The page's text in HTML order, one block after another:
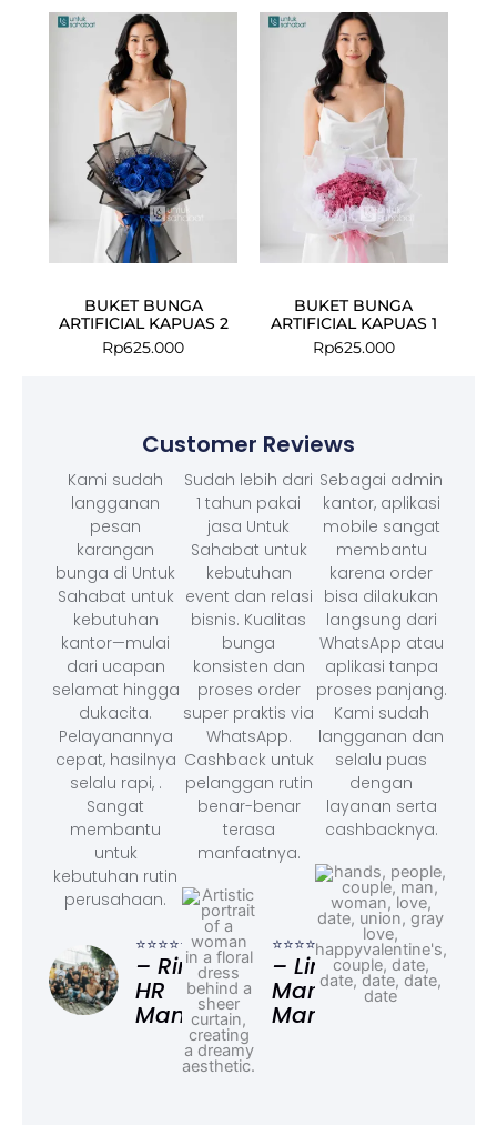
BUKET BUNGA
ARTIFICIAL KAPUAS 2
Rp625.000
BUKET BUNGA
ARTIFICIAL KAPUAS 1
Rp625.000
Customer Reviews
Kami sudah
langganan
pesan
karangan
bunga di Untuk
Sahabat untuk
kebutuhan
kantor—mulai
dari ucapan
selamat hingga
dukacita.
Pelayanannya
cepat, hasilnya
selalu rapi, .
Sangat
membantu
untuk
kebutuhan rutin
perusahaan.
⭐⭐⭐⭐⭐
– Rina,
HR
Manager
Sudah lebih dari
1 tahun pakai
jasa Untuk
Sahabat untuk
kebutuhan
event dan relasi
bisnis. Kualitas
bunga
konsisten dan
proses order
super praktis via
WhatsApp.
Cashback untuk
pelanggan rutin
benar-benar
terasa
manfaatnya.
⭐⭐⭐⭐⭐
– Linda,
Marketing
Manager
Sebagai admin
kantor, aplikasi
mobile sangat
membantu
karena order
bisa dilakukan
langsung dari
WhatsApp atau
aplikasi tanpa
proses panjang.
Kami sudah
langganan dan
selalu puas
dengan
layanan serta
cashbacknya.